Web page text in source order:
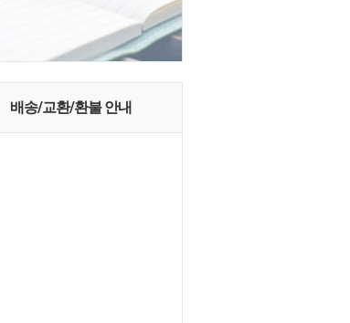
배송/교환/환불 안내